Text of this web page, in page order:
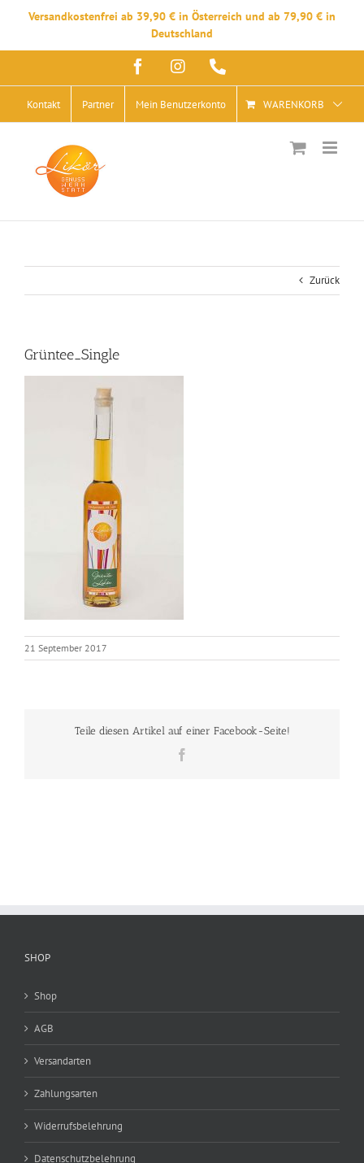
Versandkostenfrei ab 39,90 € in Österreich und ab 79,90 € in
Deutschland
springen
FacebookInstagram
Kontakt Partner Mein Benutzerkonto WARENKORB
Zurück
Grüntee_Single
21 September 2017
Teile diesen Artikel auf einer Facebook-Seite!
SHOP
Shop
AGB
Versandarten
Zahlungsarten
Widerrufsbelehrung
Datenschutzbelehrung